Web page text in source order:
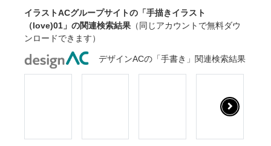
イラストACグループサイトの「手描きイラスト
（love)01」の関連検索結果 （同じアカウントで無料ダウ
ンロードできます）
デザインACの「手書き」関連検索結果